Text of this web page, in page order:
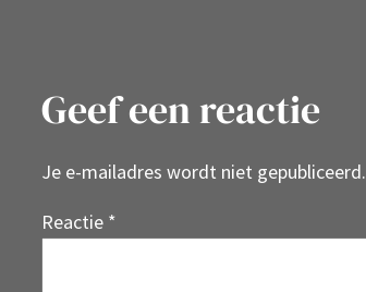
Geef een reactie
Je e-mailadres wordt niet gepubliceerd.
Reactie *